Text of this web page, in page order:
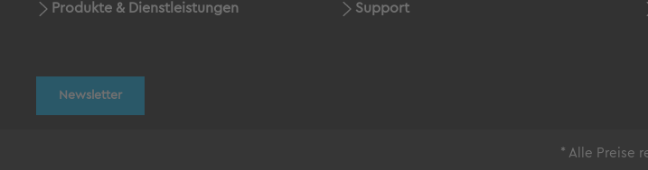
Produkte & Dienstleistungen Support
Newsletter
* Alle Preise